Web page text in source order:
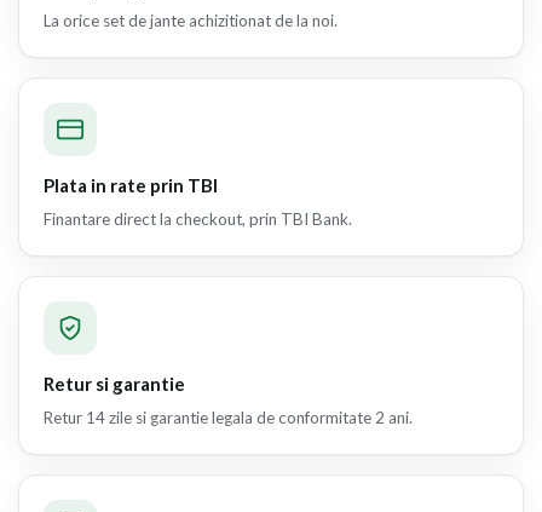
La orice set de jante achizitionat de la noi.
Plata in rate prin TBI
Finantare direct la checkout, prin TBI Bank.
Retur si garantie
Retur 14 zile si garantie legala de conformitate 2 ani.